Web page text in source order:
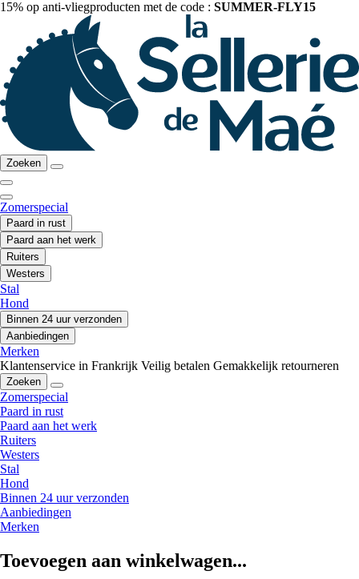
15% op anti-vliegproducten met de code : SUMMER-FLY15
Zoeken
Zomerspecial
Paard in rust
Paard aan het werk
Ruiters
Westers
Stal
Hond
Binnen 24 uur verzonden
Aanbiedingen
Merken
Klantenservice in Frankrijk Veilig betalen Gemakkelijk retourneren
Zoeken
Zomerspecial
Paard in rust
Paard aan het werk
Ruiters
Westers
Stal
Hond
Binnen 24 uur verzonden
Aanbiedingen
Merken
Toevoegen aan winkelwagen...